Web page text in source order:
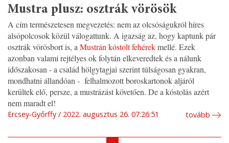
Mustra plusz: osztrák vörösök
A cím természetesen megvezetés: nem az olcsóságukról híres
alsópolcosok közül válogattunk. A igazság az, hogy kaptunk pár
osztrák vörösbort is, a Mustrán kóstolt fehérekmellé. Ezek
azonban valami rejtélyes ok folytán elkeveredtek és a nálunk
időszakosan - a család hölgytagjai szerint túlságosan gyakran,
mondhatni állandóan - felhalmozott boroskartonok aljáról
kerültek elő, persze, a mustrázást követően. De a kóstolás azért
nem maradt el!
Ercsey-Győrffy 2022. augusztus 26. 07:26:51 tovább